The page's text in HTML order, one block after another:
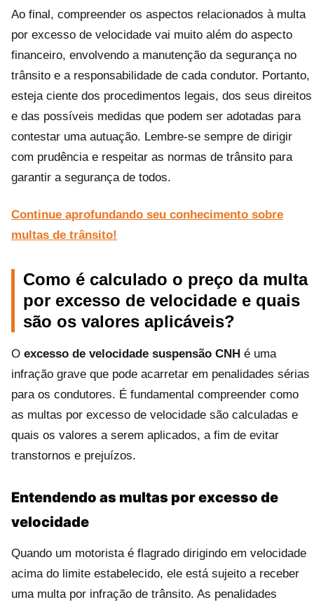
Ao final, compreender os aspectos relacionados à multa
por excesso de velocidade vai muito além do aspecto
financeiro, envolvendo a manutenção da segurança no
trânsito e a responsabilidade de cada condutor. Portanto,
esteja ciente dos procedimentos legais, dos seus direitos
e das possíveis medidas que podem ser adotadas para
contestar uma autuação. Lembre-se sempre de dirigir
com prudência e respeitar as normas de trânsito para
garantir a segurança de todos.
Continue aprofundando seu conhecimento sobre
multas de trânsito!
Como é calculado o preço da multa
por excesso de velocidade e quais
são os valores aplicáveis?
O excesso de velocidade suspensão CNH é uma
infração grave que pode acarretar em penalidades sérias
para os condutores. É fundamental compreender como
as multas por excesso de velocidade são calculadas e
quais os valores a serem aplicados, a fim de evitar
transtornos e prejuízos.
Entendendo as multas por excesso de
velocidade
Quando um motorista é flagrado dirigindo em velocidade
acima do limite estabelecido, ele está sujeito a receber
uma multa por infração de trânsito. As penalidades